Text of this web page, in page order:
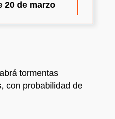
20 de marzo
tormentas
con probabilidad de